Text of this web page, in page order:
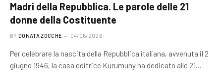
Madri della Repubblica. Le parole delle 21
donne della Costituente
BY DONATA ZOCCHE 04/06/2026
Per celebrare la nascita della Repubblica italiana, avvenuta il 2
giugno 1946, la casa editrice Kurumuny ha dedicato alle 21…